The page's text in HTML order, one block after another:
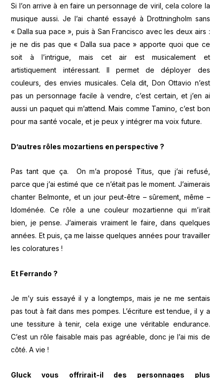
Si l’on arrive à en faire un personnage de viril, cela colore la
musique aussi. Je l’ai chanté essayé à Drottningholm sans
« Dalla sua pace », puis à San Francisco avec les deux airs :
je ne dis pas que « Dalla sua pace » apporte quoi que ce
soit à l’intrigue, mais cet air est musicalement et
artistiquement intéressant. Il permet de déployer des
couleurs, des envies musicales. Cela dit, Don Ottavio n’est
pas un personnage facile à vendre, c’est certain, et j’en ai
aussi un paquet qui m’attend. Mais comme Tamino, c’est bon
pour ma santé vocale, et je peux y intégrer ma voix future.
D’autres rôles mozartiens en perspective ?
Pas tant que ça. On m’a proposé Titus, que j’ai refusé,
parce que j’ai estimé que ce n’était pas le moment. J’aimerais
chanter Belmonte, et un jour peut-être – sûrement, même –
Idoménée. Ce rôle a une couleur mozartienne qui m’irait
bien, je pense. J’aimerais vraiment le faire, dans quelques
années. Et puis, ça me laisse quelques années pour travailler
les coloratures !
Et Ferrando ?
Je m’y suis essayé il y a longtemps, mais je ne me sentais
pas tout à fait dans mes pompes. L’écriture est tendue, il y a
une tessiture à tenir, cela exige une véritable endurance.
C’est un rôle faisable mais pas agréable, donc je l’ai mis de
côté. A vie !
Gluck vous offrirait-il des personnages plus